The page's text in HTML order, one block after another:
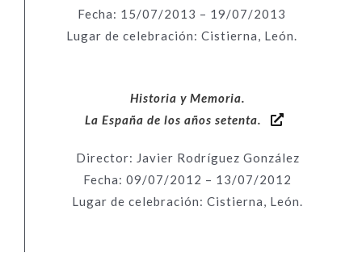
Fecha: 15/07/2013 – 19/07/2013
Lugar de celebración: Cistierna, León.
Historia y Memoria.
La España de los años setenta.
Director: Javier Rodríguez González
Fecha: 09/07/2012 – 13/07/2012
Lugar de celebración: Cistierna, León.